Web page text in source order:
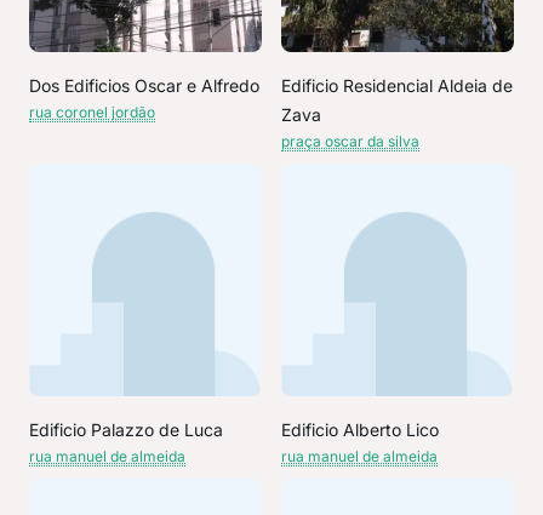
Dos Edificios Oscar e Alfredo
rua coronel jordão
Edificio Residencial Aldeia de
Zava
praça oscar da silva
Edificio Palazzo de Luca
rua manuel de almeida
Edificio Alberto Lico
rua manuel de almeida